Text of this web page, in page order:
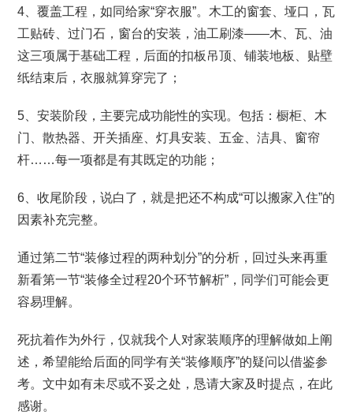
4、覆盖工程，如同给家“穿衣服”。木工的窗套、垭口，瓦
工贴砖、过门石，窗台的安装，油工刷漆——木、瓦、油
这三项属于基础工程，后面的扣板吊顶、铺装地板、贴壁
纸结束后，衣服就算穿完了；
5、安装阶段，主要完成功能性的实现。包括：橱柜、木
门、散热器、开关插座、灯具安装、五金、洁具、窗帘
杆……每一项都是有其既定的功能；
6、收尾阶段，说白了，就是把还不构成“可以搬家入住”的
因素补充完整。
通过第二节“装修过程的两种划分”的分析，回过头来再重
新看第一节“装修全过程20个环节解析”，同学们可能会更
容易理解。
死抗着作为外行，仅就我个人对家装顺序的理解做如上阐
述，希望能给后面的同学有关“装修顺序”的疑问以借鉴参
考。文中如有未尽或不妥之处，恳请大家及时提点，在此
感谢。